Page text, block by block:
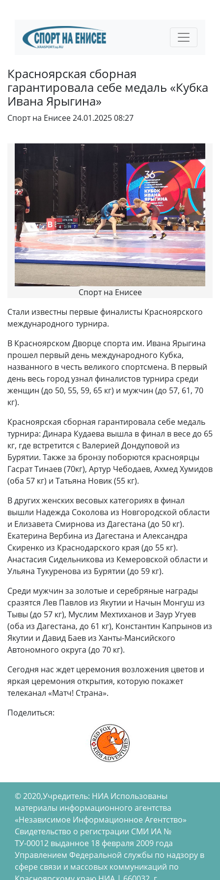
Красноярская сборная
гарантировала себе медаль «Кубка
Ивана Ярыгина»
Спорт на Енисее24.01.2025 08:27
Спорт на Енисее
Стали известны первые финалисты Красноярского
международного турнира.
В Красноярском Дворце спорта им. Ивана Ярыгина
прошел первый день международного Кубка,
названного в честь великого спортсмена. В первый
день весь город узнал финалистов турнира среди
женщин (до 50, 55, 59, 65 кг) и мужчин (до 57, 61, 70
кг).
Красноярская сборная гарантировала себе медаль
турнира: Динара Кудаева вышла в финал в весе до 65
кг, где встретится с Валерией Дондуповой из
Бурятии. Также за бронзу поборются красноярцы
Гасрат Тинаев (70кг), Артур Чебодаев, Ахмед Хумидов
(оба 57 кг) и Татьяна Новик (55 кг).
В других женских весовых категориях в финал
вышли Надежда Соколова из Новгородской области
и Елизавета Смирнова из Дагестана (до 50 кг).
Екатерина Вербина из Дагестана и Александра
Скиренко из Краснодарского края (до 55 кг).
Анастасия Сидельникова из Кемеровской области и
Ульяна Тукуренова из Бурятии (до 59 кг).
Среди мужчин за золотые и серебряные награды
сразятся Лев Павлов из Якутии и Начын Монгуш из
Тывы (до 57 кг), Муслим Мехтиханов и Заур Угуев
(оба из Дагестана, до 61 кг), Константин Капрынов из
Якутии и Давид Баев из Ханты-Мансийского
Автономного округа (до 70 кг).
Сегодня нас ждет церемония возложения цветов и
яркая церемония открытия, которую покажет
телеканал «Матч! Страна».
Поделиться:
© 2020,Учредитель: НИА Использованы
материалы информационного агентства
«Независимое Информационное Агентство»
Свидетельство о регистрации СМИ ИА №
ТУ-00012 выданное 18 февраля 2009 года
Управлением Федеральной службы по надзору в
сфере связи и массовых коммуникаций по